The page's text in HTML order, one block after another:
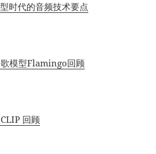
时代的音频技术要点
模型Flamingo回顾
回顾